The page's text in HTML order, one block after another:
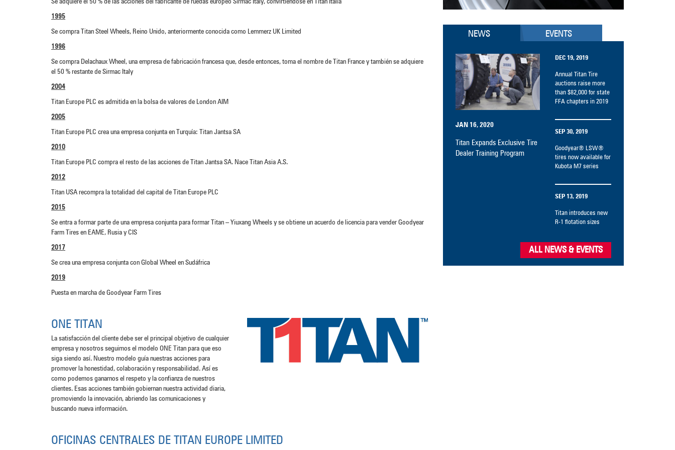
users
touch
swipe
gestures.
Se adquiere el 50 % de las acciones del fabricante de ruedas europeo Sirmac Italy, convirtiéndose en Titan Italia
1995
Se compra Titan Steel Wheels, Reino Unido, anteriormente conocida como Lemmerz UK Limited
1996
Se compra Delachaux Wheel, una empresa de fabricación francesa que, desde entonces, toma el nombre de Titan France y también se adquiere
el 50 % restante de Sirmac Italy
2004
Titan Europe PLC es admitida en la bolsa de valores de London AIM
2005
Titan Europe PLC crea una empresa conjunta en Turquía: Titan Jantsa SA
2010
Titan Europe PLC compra el resto de las acciones de Titan Jantsa SA. Nace Titan Asia A.S.
2012
Titan USA recompra la totalidad del capital de Titan Europe PLC
2015
Se entra a formar parte de una empresa conjunta para formar Titan – Yiuxang Wheels y se obtiene un acuerdo de licencia para vender Goodyear
Farm Tires en EAME, Rusia y CIS
2017
Se crea una empresa conjunta con Global Wheel en Sudáfrica
2019
Puesta en marcha de Goodyear Farm Tires
ONE TITAN
La satisfacción del cliente debe ser el principal objetivo de cualquier
empresa y nosotros seguimos el modelo ONE Titan para que eso
siga siendo así. Nuestro modelo guía nuestras acciones para
promover la honestidad, colaboración y responsabilidad. Así es
como podemos ganarnos el respeto y la confianza de nuestros
clientes. Esas acciones también gobiernan nuestra actividad diaria,
promoviendo la innovación, abriendo las comunicaciones y
buscando nueva información.
OFICINAS CENTRALES DE TITAN EUROPE LIMITED
NEWS EVENTS
JAN 16, 2020
Titan Expands Exclusive Tire
Dealer Training Program
DEC 19, 2019
Annual Titan Tire
auctions raise more
than $82,000 for state
FFA chapters in 2019
SEP 30, 2019
Goodyear® LSW®
tires now available for
Kubota M7 series
SEP 13, 2019
Titan introduces new
R-1 flotation sizes
ALL NEWS & EVENTS